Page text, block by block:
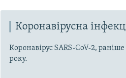
Коронавірусна
Коронавірус SARS-CoV-2,
року.